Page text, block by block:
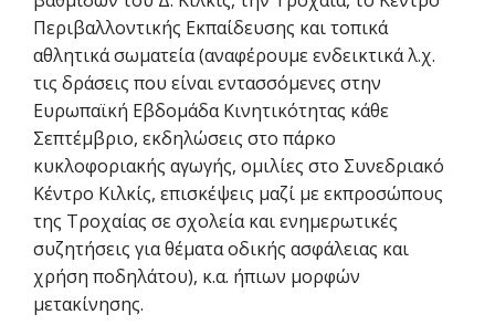
Περιβαλλοντικής Εκπαίδευσης και τοπικά
αθλητικά σωματεία (αναφέρουμε ενδεικτικά λ.χ.
τις δράσεις που είναι εντασσόμενες στην
Ευρωπαϊκή Εβδομάδα Κινητικότητας κάθε
Σεπτέμβριο, εκδηλώσεις στο πάρκο
κυκλοφοριακής αγωγής, ομιλίες στο Συνεδριακό
Κέντρο Κιλκίς, επισκέψεις μαζί με εκπροσώπους
της Τροχαίας σε σχολεία και ενημερωτικές
συζητήσεις για θέματα οδικής ασφάλειας και
χρήση ποδηλάτου), κ.α. ήπιων μορφών
μετακίνησης.